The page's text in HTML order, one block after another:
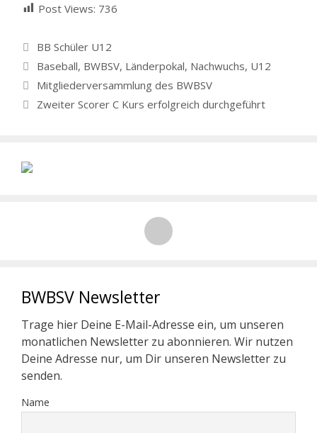
Post Views: 736
Kategorien
BB Schüler U12
Schlagwörter
Baseball, BWBSV, Länderpokal, Nachwuchs, U12
Mitgliederversammlung des BWBSV
Zweiter Scorer C Kurs erfolgreich durchgeführt
BWBSV Newsletter
Trage hier Deine E-Mail-Adresse ein, um unseren
monatlichen Newsletter zu abonnieren. Wir nutzen
Deine Adresse nur, um Dir unseren Newsletter zu
senden.
Name